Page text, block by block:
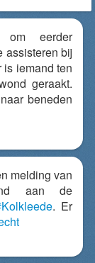
om eerder
assisteren bij
is iemand ten
geraakt.
beneden
melding van
aan de
. Er